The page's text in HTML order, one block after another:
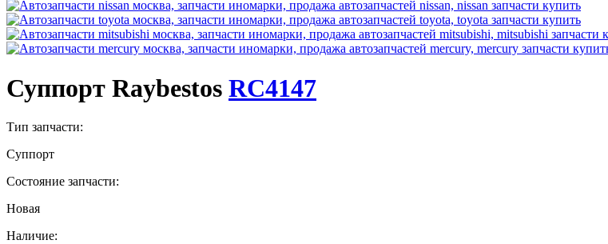
Суппорт Raybestos RC4147
Тип запчасти:
Суппорт
Состояние запчасти:
Новая
Наличие: